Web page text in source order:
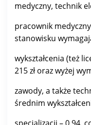
medyczny, technik
pracownik
stanowisku
wykształcenia (też
215 zł oraz wyżej
zawody, a także
średnim